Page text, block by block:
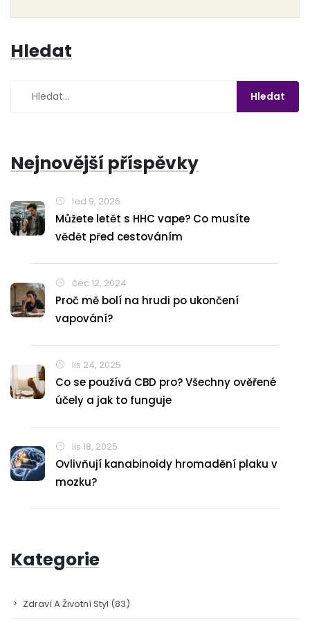
Hledat
Nejnovější příspěvky
led 9, 2026
Můžete letět s HHC vape? Co musíte
vědět před cestováním
čec 12, 2024
Proč mě bolí na hrudi po ukončení
vapování?
lis 24, 2025
Co se používá CBD pro? Všechny ověřené
účely a jak to funguje
lis 18, 2025
Ovlivňují kanabinoidy hromadění plaku v
mozku?
Kategorie
Zdraví A Životní Styl (83)